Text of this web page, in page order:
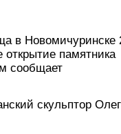
в Новомичуринске
открытие памятника
сообщает
скульптор Олег